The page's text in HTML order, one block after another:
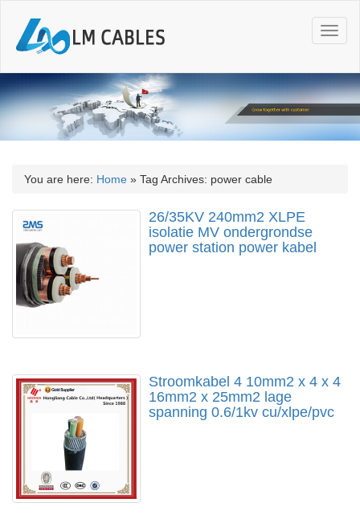
T
o
g
l
n
a
You are here: Home » Tag Archives: power cable
26/35KV 240mm2 XLPE
isolatie MV ondergrondse
power station power kabel
Stroomkabel 4 10mm2 x 4 x 4
16mm2 x 25mm2 lage
spanning 0.6/1kv cu/xlpe/pvc